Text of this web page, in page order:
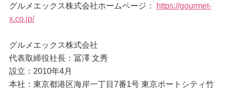
グルメエックス株式会社ホームページ：
https://gourmet-
x.co.jp/
グルメエックス株式会社
代表取締役社長：冨澤 文秀
設立：2010年4月
本社：東京都港区海岸一丁目7番1号 東京ポートシティ竹